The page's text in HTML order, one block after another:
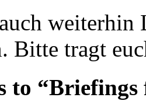
weiterhin
Bitte tragt
to